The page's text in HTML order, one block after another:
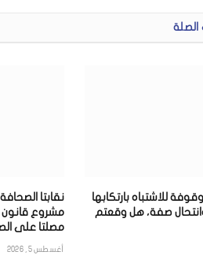
الصلة
للاشتباه بارتكابها
صفة، هل وقعتم
نقابتا
مشروع
مصلتا على
أغسطس 5, 2026